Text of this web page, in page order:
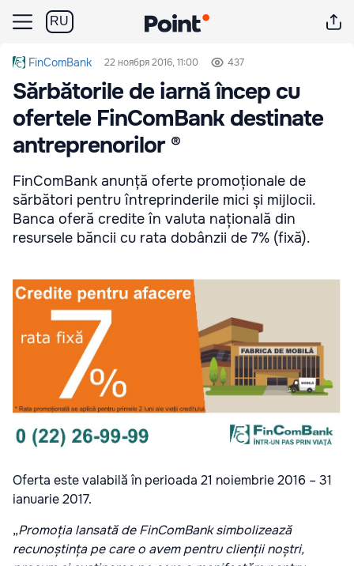
RU
FinComBank 22 ноября 2016, 11:00 437
Sărbătorile de iarnă încep cu
ofertele FinComBank destinate
antreprenorilor ®
FinComBank anunță oferte promoționale de
sărbători pentru întreprinderile mici și mijlocii.
Banca oferă credite în valuta națională din
resursele băncii cu rata dobânzii de 7% (fixă).
Oferta este valabilă în perioada 21 noiembrie 2016 – 31
ianuarie 2017.
„Promoția lansată de FinComBank simbolizează
recunoștința pe care o avem pentru clienții noștri,